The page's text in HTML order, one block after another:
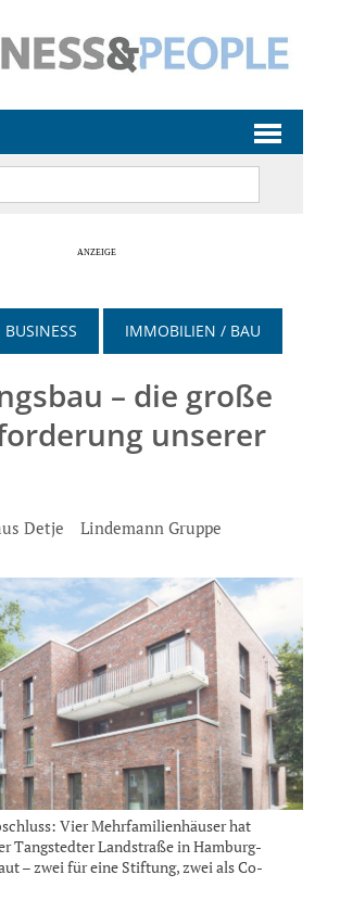
BUSINESS IMMOBILIEN / BAU
– die große
unserer
Detje
Lindemann Gruppe
Vier Mehrfamilienhäuser hat
Tangstedter Landstraße in Hamburg-
– zwei für eine Stiftung, zwei als Co-